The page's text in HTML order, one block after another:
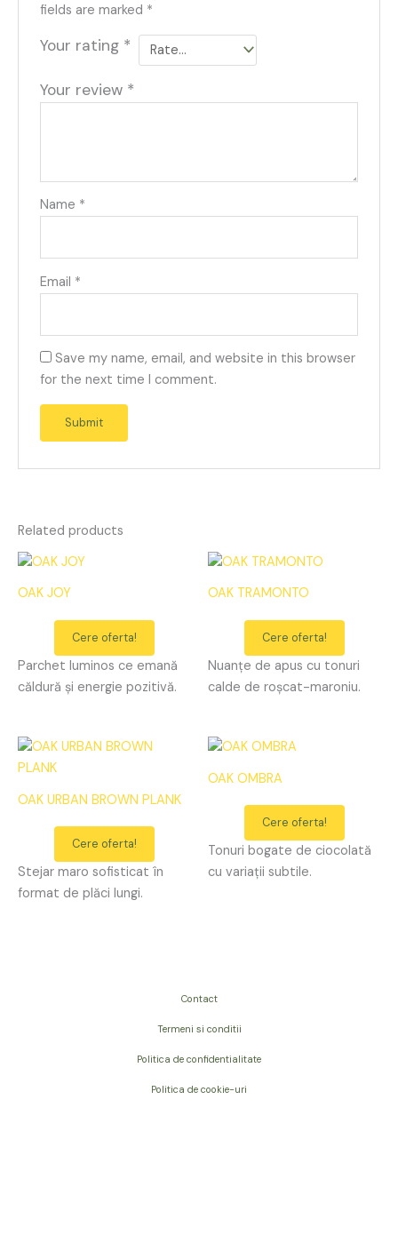
fields are marked *
Your rating *
Your review *
Name *
Email *
Save my name, email, and website in this browser
for the next time I comment.
Related products
OAK JOY
Cere oferta!
Parchet luminos ce emană
căldură și energie pozitivă.
OAK TRAMONTO
Cere oferta!
Nuanțe de apus cu tonuri
calde de roșcat-maroniu.
OAK URBAN BROWN PLANK
Cere oferta!
Stejar maro sofisticat în
format de plăci lungi.
OAK OMBRA
Cere oferta!
Tonuri bogate de ciocolată
cu variații subtile.
Contact
Termeni si conditii
Politica de confidentialitate
Politica de cookie-uri